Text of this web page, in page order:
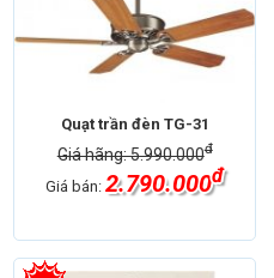
Quạt trần đèn TG-31
Giá hãng: 5.990.000đ
Giá bán:2.790.000đ